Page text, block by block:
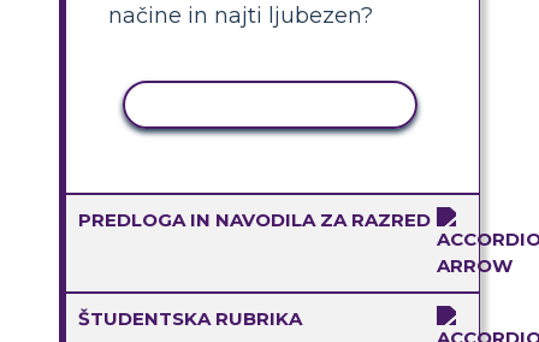
načine in najti ljubezen?
PREDLOGA IN NAVODILA ZA RAZRED
ŠTUDENTSKA RUBRIKA